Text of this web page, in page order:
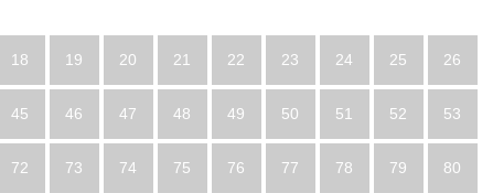
18 19 20 21 22 23 24 25 26
45 46 47 48 49 50 51 52 53
72 73 74 75 76 77 78 79 80